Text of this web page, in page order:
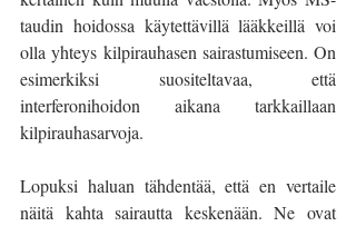
taudin hoidossa käytettävillä lääkkeillä voi
olla yhteys kilpirauhasen sairastumiseen. On
esimerkiksi suositeltavaa, että
interferonihoidon aikana tarkkaillaan
kilpirauhasarvoja.
Lopuksi haluan tähdentää, että en vertaile
näitä kahta sairautta keskenään. Ne ovat